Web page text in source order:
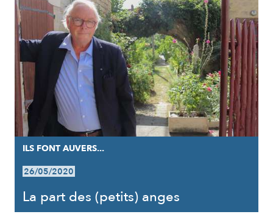
ILS FONT AUVERS...
26/05/2020
La part des (petits) anges